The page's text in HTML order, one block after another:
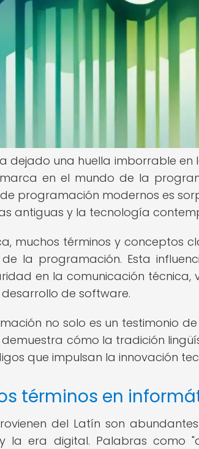
dejado una huella imborrable en
en el mundo de la
programación modernos es
antiguas y la tecnología
muchos términos y conceptos
la programación. Esta
en la comunicación técnica,
de software.
no solo es un testimonio
cómo la tradición
que impulsan la innovación
términos en
del Latín son
la era digital. Palabras como